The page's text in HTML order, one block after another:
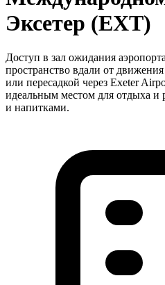
Эксетер (EXT)
Доступ в зал ожидания
пространство вдали от
или пересадкой через Exeter
идеальным местом для отдыха
и напитками.